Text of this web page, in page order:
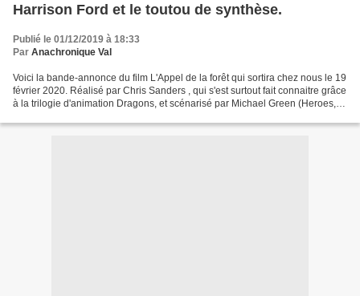
Harrison Ford et le toutou de synthèse.
Publié le 01/12/2019 à 18:33
Par Anachronique Val
Voici la bande-annonce du film L'Appel de la forêt qui sortira chez nous le 19
février 2020. Réalisé par Chris Sanders , qui s'est surtout fait connaitre grâce
à la trilogie d'animation Dragons, et scénarisé par Michael Green (Heroes,